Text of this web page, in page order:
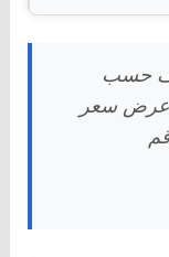
حسب
عرض سعر